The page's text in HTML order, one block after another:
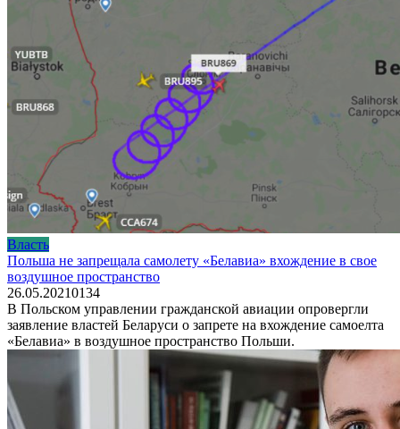
Власть
Польша не запрещала самолету «Белавиа» вхождение в свое
воздушное пространство
26.05.20210134
В Польском управлении гражданской авиации опровергли
заявление властей Беларуси о запрете на вхождение самоелта
«Белавиа» в воздушное пространство Польши.